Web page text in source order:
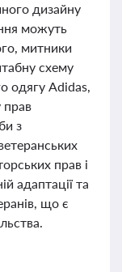
дизайну
можуть
митники
схему
одягу Adidas,
прав
з
прав і
адаптації та
що є